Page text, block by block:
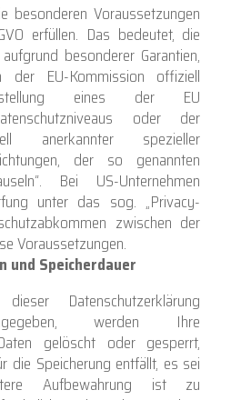
besonderen Voraussetzungen
erfüllen. Das bedeutet, die
besonderer Garantien,
EU-Kommission offiziell
eines der EU
oder der
anerkannter spezieller
der so genannten
Bei US-Unternehmen
unter das sog. „Privacy-
zwischen der
Voraussetzungen.
und Speicherdauer
Datenschutzerklärung
werden Ihre
gelöscht oder gesperrt,
die Speicherung entfällt, es sei
Aufbewahrung ist zu